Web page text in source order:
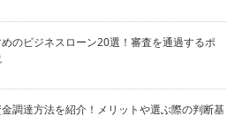
のビジネスローン20選！審査を通過するポ
調達方法を紹介！メリットや選ぶ際の判断基